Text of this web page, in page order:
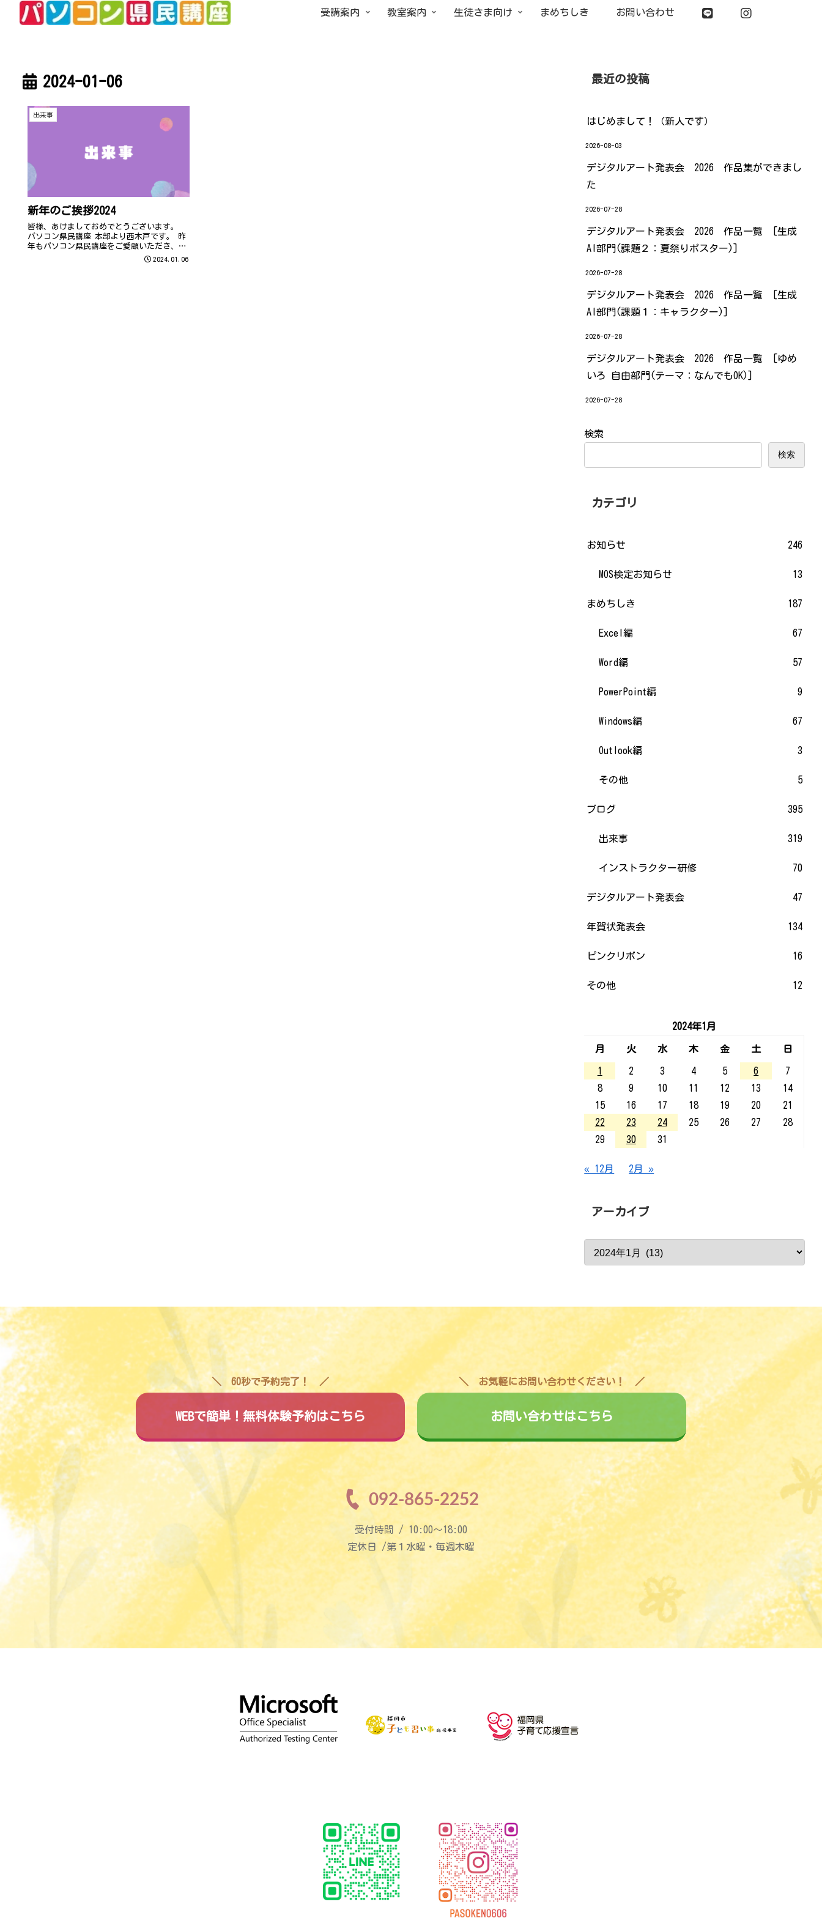
受講案内 教室案内 生徒さま向け まめちしき お問い合わせ
2024-01-06
出来事
新年のご挨拶2024
皆様、あけましておめでとうございます。
パソコン県民講座 本部より西木戸です。 昨
年もパソコン県民講座をご愛顧いただき、誠
にありがとうございました。 元日より大き
2024.01.06
最近の投稿
はじめまして！（新人です）
2026-08-03
デジタルアート発表会 2026 作品集ができまし
た
2026-07-28
デジタルアート発表会 2026 作品一覧 [生成
AI部門(課題２：夏祭りポスター)]
2026-07-28
デジタルアート発表会 2026 作品一覧 [生成
AI部門(課題１：キャラクター)]
2026-07-28
デジタルアート発表会 2026 作品一覧 [ゆめ
いろ 自由部門(テーマ：なんでもOK)]
2026-07-28
検索
検索
カテゴリ
お知らせ 246
MOS検定お知らせ 13
まめちしき 187
Excel編 67
Word編 57
PowerPoint編 9
Windows編 67
Outlook編 3
その他 5
ブログ 395
出来事 319
インストラクター研修 70
デジタルアート発表会 47
年賀状発表会 134
ピンクリボン 16
その他 12
2024年1月
月 火 水 木 金 土 日
1 2 3 4 5 6
7
8
9 10 11 12 13
14
15
16 17 18 19 20
21
22
23 24 25 26 27
28
29
30 31
« 12月 2月 »
アーカイブ
60秒で予約完了！
WEBで簡単！無料体験予約はこちら
お気軽にお問い合わせください！
お問い合わせはこちら
092-865-2252
受付時間 / 10:00〜18:00
定休日 /第１水曜・毎週木曜